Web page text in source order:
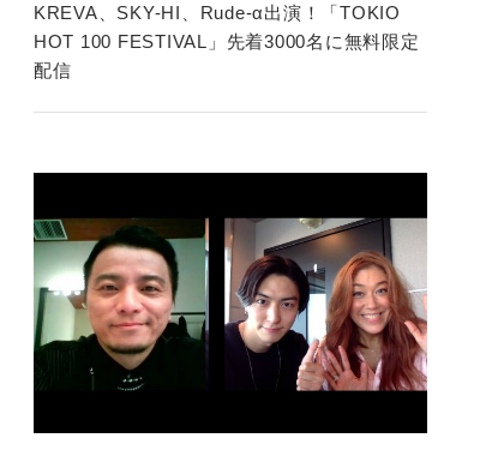
KREVA、SKY-HI、Rude-α出演！「TOKIO
HOT 100 FESTIVAL」先着3000名に無料限定
配信